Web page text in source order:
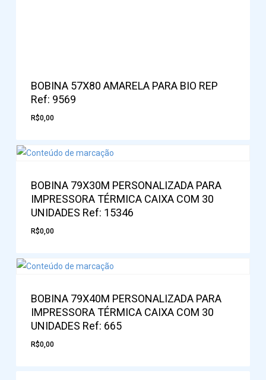
BOBINA 57X80 AMARELA PARA BIO REP
Ref: 9569
R$0,00
BOBINA 79X30M PERSONALIZADA PARA
IMPRESSORA TÉRMICA CAIXA COM 30
UNIDADES Ref: 15346
R$0,00
BOBINA 79X40M PERSONALIZADA PARA
IMPRESSORA TÉRMICA CAIXA COM 30
UNIDADES Ref: 665
R$0,00